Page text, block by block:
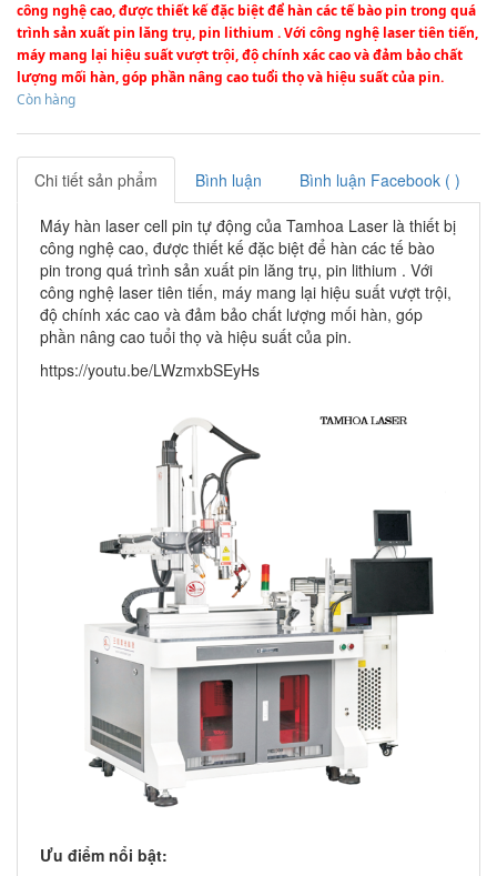
công nghệ cao, được thiết kế đặc biệt để hàn các tế bào pin trong quá
trình sản xuất pin lăng trụ, pin lithium . Với công nghệ laser tiên tiến,
máy mang lại hiệu suất vượt trội, độ chính xác cao và đảm bảo chất
lượng mối hàn, góp phần nâng cao tuổi thọ và hiệu suất của pin.
Còn hàng
Chi tiết sản phẩm Bình luận Bình luận Facebook ( )
Máy hàn laser cell pin tự động của Tamhoa Laser là thiết bị
công nghệ cao, được thiết kế đặc biệt để hàn các tế bào
pin trong quá trình sản xuất pin lăng trụ, pin lithium . Với
công nghệ laser tiên tiến, máy mang lại hiệu suất vượt trội,
độ chính xác cao và đảm bảo chất lượng mối hàn, góp
phần nâng cao tuổi thọ và hiệu suất của pin.
https://youtu.be/LWzmxbSEyHs
Ưu điểm nổi bật: